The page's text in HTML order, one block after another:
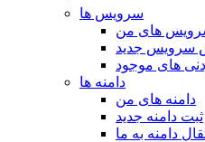
سرویس ها
های من
سرویس جدید
های موجود
دامنه ها
دامنه های من
ثبت دامنه جدید
دامنه به ما